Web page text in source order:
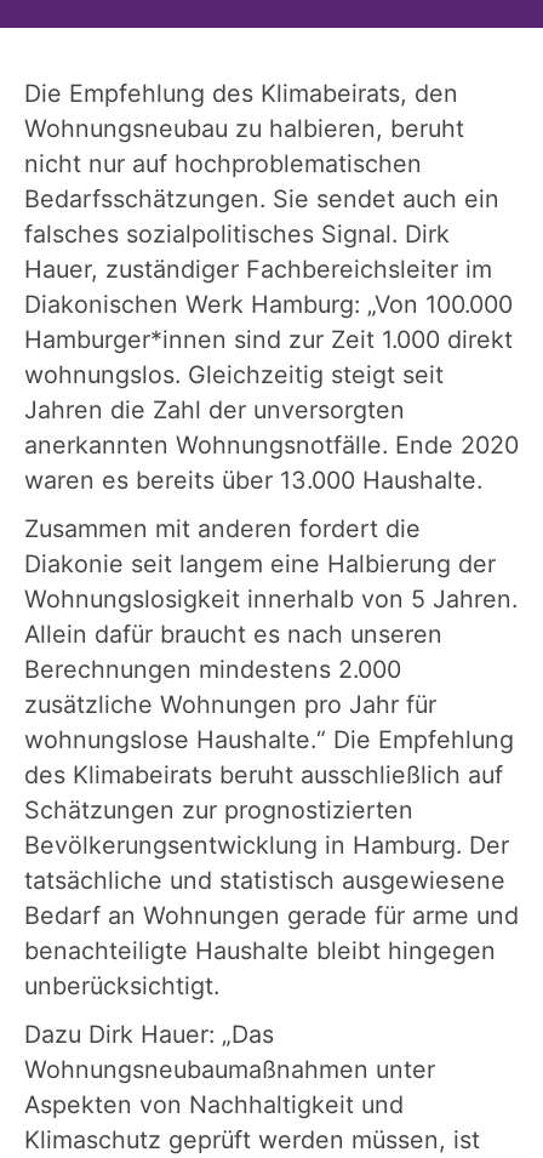
Die Empfehlung des Klimabeirats, den
Wohnungsneubau zu halbieren, beruht
nicht nur auf hochproblematischen
Bedarfsschätzungen. Sie sendet auch ein
falsches sozialpolitisches Signal. Dirk
Hauer, zuständiger Fachbereichsleiter im
Diakonischen Werk Hamburg: „Von 100.000
Hamburger*innen sind zur Zeit 1.000 direkt
wohnungslos. Gleichzeitig steigt seit
Jahren die Zahl der unversorgten
anerkannten Wohnungsnotfälle. Ende 2020
waren es bereits über 13.000 Haushalte.
Zusammen mit anderen fordert die
Diakonie seit langem eine Halbierung der
Wohnungslosigkeit innerhalb von 5 Jahren.
Allein dafür braucht es nach unseren
Berechnungen mindestens 2.000
zusätzliche Wohnungen pro Jahr für
wohnungslose Haushalte.“ Die Empfehlung
des Klimabeirats beruht ausschließlich auf
Schätzungen zur prognostizierten
Bevölkerungsentwicklung in Hamburg. Der
tatsächliche und statistisch ausgewiesene
Bedarf an Wohnungen gerade für arme und
benachteiligte Haushalte bleibt hingegen
unberücksichtigt.
Dazu Dirk Hauer: „Das
Wohnungsneubaumaßnahmen unter
Aspekten von Nachhaltigkeit und
Klimaschutz geprüft werden müssen, ist